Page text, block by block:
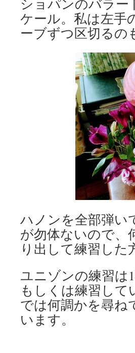
ショパンのバラー
ケール。私は左手
ーブずつ区切るの
ハノンを全部弾い
が勿体ないので、
り出して練習し
ユニゾンの練習は
もしくは練習し
では何調かを尋ね
います。